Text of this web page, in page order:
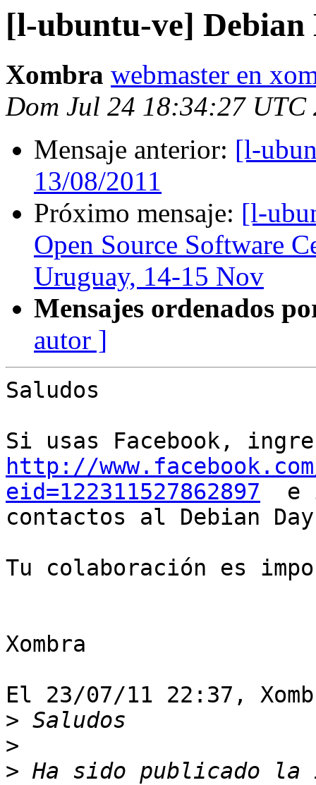
[l-ubuntu-ve] Debian
Xombra webmaster en
Dom Jul 24 18:34:27 UTC
Mensaje anterior: [l-
13/08/2011
Próximo mensaje: [l-
Open Source Software
Uruguay, 14-15 Nov
Mensajes ordenados
autor ]
Saludos
http://
eid=122311527862897
e
contactos al Debian
Tu colaboración es
Xombra
El 23/07/11 22:37,
>
>
> Ha sido publicado